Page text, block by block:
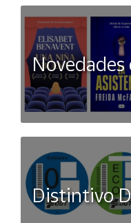
Novedades
Distintivo